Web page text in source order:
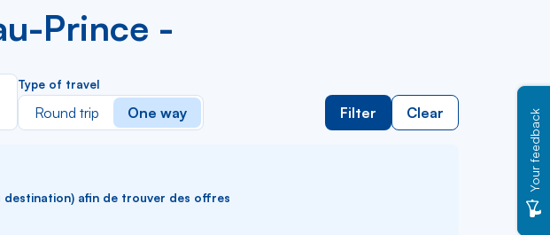
Prince -
Type of travel
Round trip One way Filter Clear
afin de trouver des offres
Your feedback